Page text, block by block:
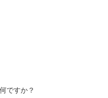
ですか？